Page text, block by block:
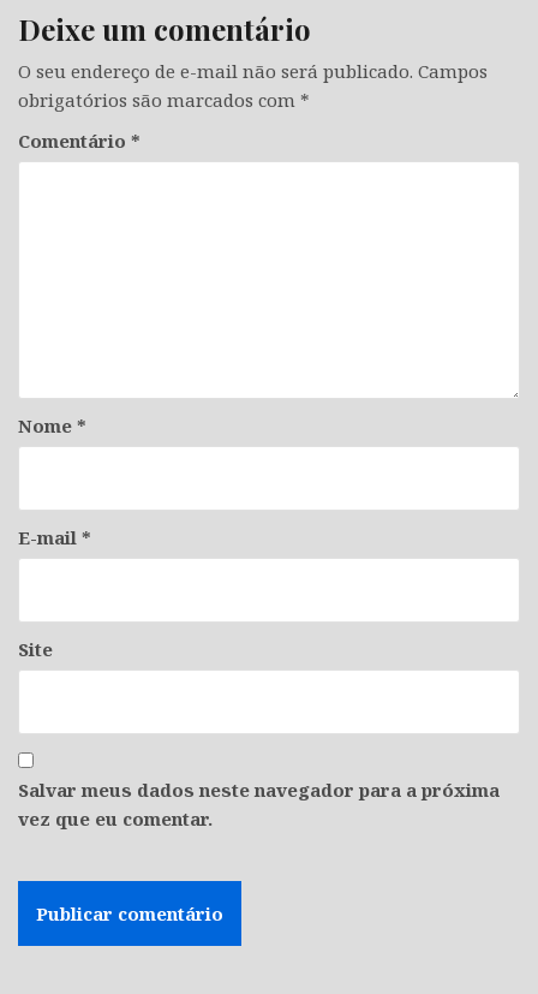
Deixe um comentário
O seu endereço de e-mail não será publicado. Campos
obrigatórios são marcados com *
Comentário *
Nome *
E-mail *
Site
Salvar meus dados neste navegador para a próxima
vez que eu comentar.